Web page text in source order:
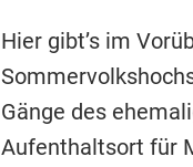
Hier gibt’s im
Gänge des
Aufenthaltsort für